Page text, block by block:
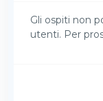
Gli ospiti non
utenti. Per